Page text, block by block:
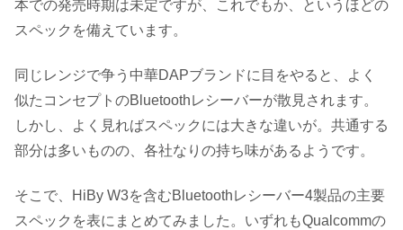
本での発売時期は未定ですが、これでもか、というほどの
スペックを備えています。
同じレンジで争う中華DAPブランドに目をやると、よく
似たコンセプトのBluetoothレシーバーが散見されます。
しかし、よく見ればスペックには大きな違いが。共通する
部分は多いものの、各社なりの持ち味があるようです。
そこで、HiBy W3を含むBluetoothレシーバー4製品の主要
スペックを表にまとめてみました。いずれもQualcommの